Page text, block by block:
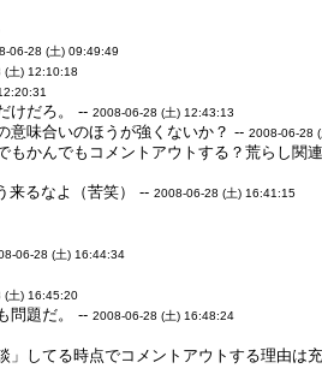
06-28 (土) 09:49:49
(土) 12:10:18
けだろ。 --2008-06-28 (土) 12:43:13
意味合いのほうが強くないか？ --2008-06-28
かんでもコメントアウトする？荒らし関
来るなよ（苦笑） --2008-06-28 (土) 16:41:15
06-28 (土) 16:44:34
(土) 16:45:20
問題だ。 --2008-06-28 (土) 16:48:24
してる時点でコメントアウトする理由は